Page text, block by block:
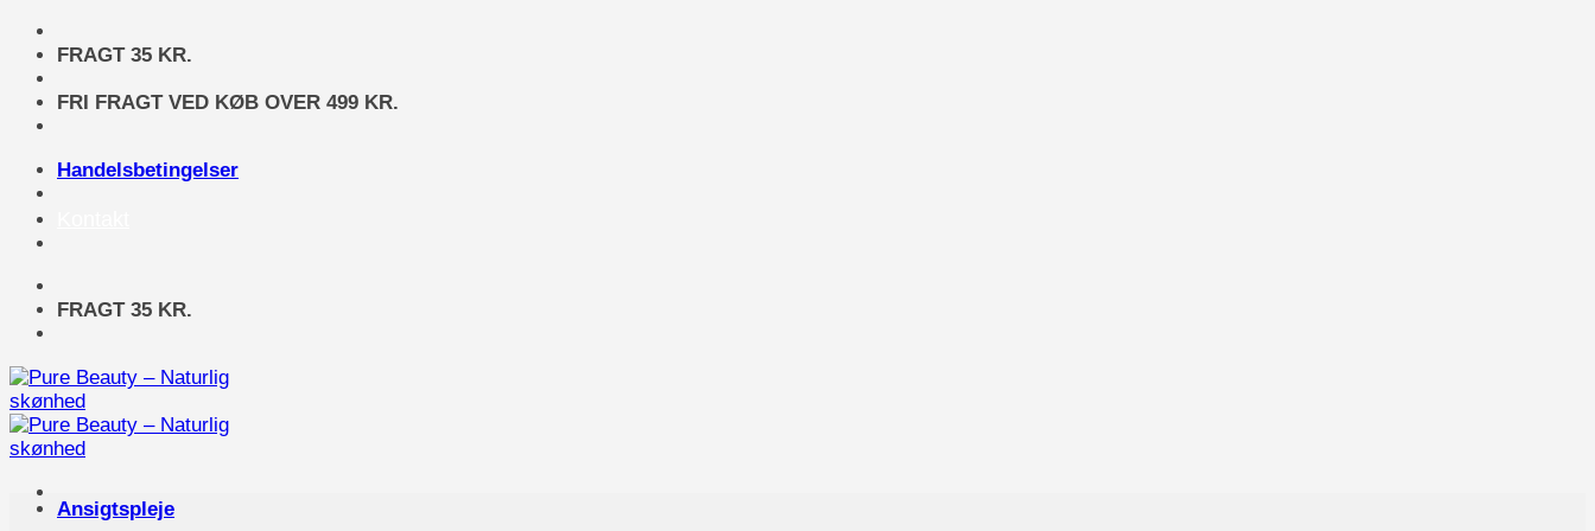
Fortsæt
indhold
FRAGT 35 KR.
FRI FRAGT VED KØB OVER 499 KR.
Handelsbetingelser
FRAGT 35 KR.
Ansigtspleje